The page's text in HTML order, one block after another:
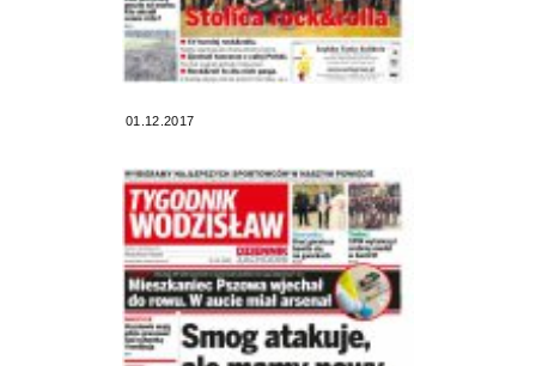
01.12.2017